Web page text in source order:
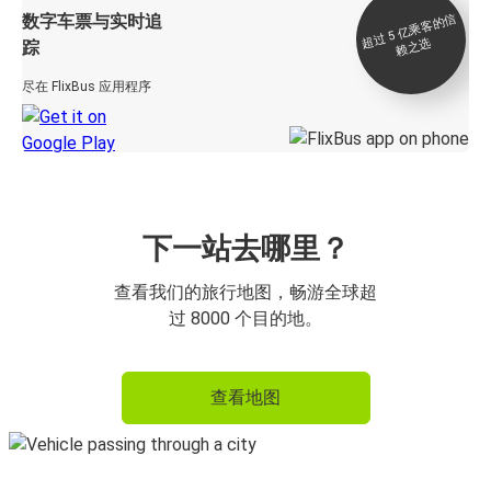
数字车票与实时追
踪
尽在 FlixBus 应用程序
超
过 5
亿
乘
客
的
信
赖
之
选
下一站去哪里？
查看我们的旅行地图，畅游全球超
过 8000 个目的地。
查看地图